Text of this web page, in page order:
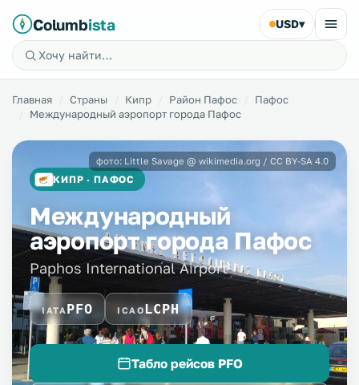
Columbista USD▾
Главная Страны Кипр Район Пафос
Пафос
Международный аэропорт города Пафос
КИПР · ПАФОС
Международный
аэропорт города Пафос
Paphos International Airport
IATA PFO ICAOLCPH
Табло рейсов PFO
фото: Little Savage @ wikimedia.org / CC BY-SA 4.0